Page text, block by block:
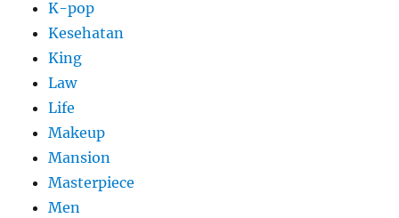
K-pop
Kesehatan
King
Law
Life
Makeup
Mansion
Masterpiece
Men